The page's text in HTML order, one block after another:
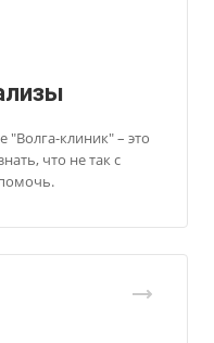
клиник" – это
что не так с